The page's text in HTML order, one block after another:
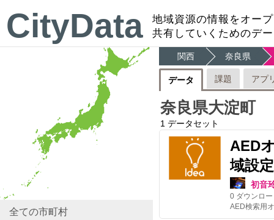
CityData
地域資源の情報をオー
共有していくためのデ
全ての市町村
関西 奈良県
データ 課題 アプ
奈良県大淀町
1 データセット
AED
域設
初音
0 ダウンロ